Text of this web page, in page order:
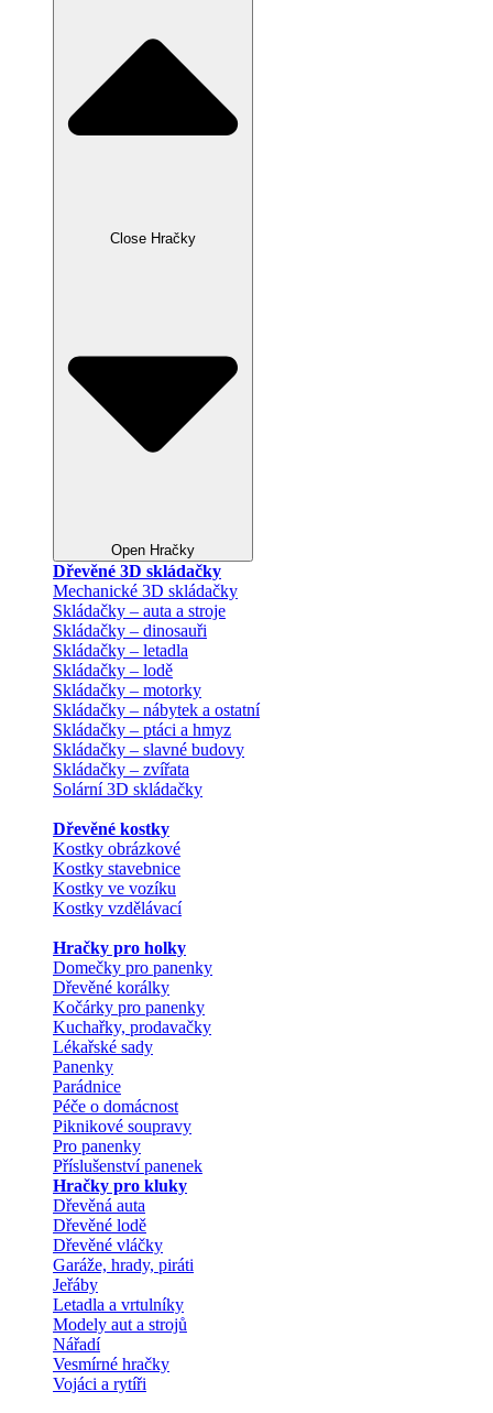
Close Hračky
Open Hračky
Dřevěné 3D skládačky
Mechanické 3D skládačky
Skládačky – auta a stroje
Skládačky – dinosauři
Skládačky – letadla
Skládačky – lodě
Skládačky – motorky
Skládačky – nábytek a ostatní
Skládačky – ptáci a hmyz
Skládačky – slavné budovy
Skládačky – zvířata
Solární 3D skládačky
Dřevěné kostky
Kostky obrázkové
Kostky stavebnice
Kostky ve vozíku
Kostky vzdělávací
Hračky pro holky
Domečky pro panenky
Dřevěné korálky
Kočárky pro panenky
Kuchařky, prodavačky
Lékařské sady
Panenky
Parádnice
Péče o domácnost
Piknikové soupravy
Pro panenky
Příslušenství panenek
Hračky pro kluky
Dřevěná auta
Dřevěné lodě
Dřevěné vláčky
Garáže, hrady, piráti
Jeřáby
Letadla a vrtulníky
Modely aut a strojů
Nářadí
Vesmírné hračky
Vojáci a rytíři